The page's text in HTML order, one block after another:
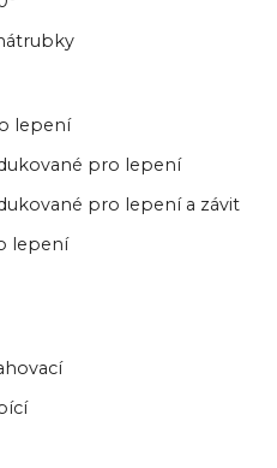
lepení
pro lepení
pro lepení a závit
lepení